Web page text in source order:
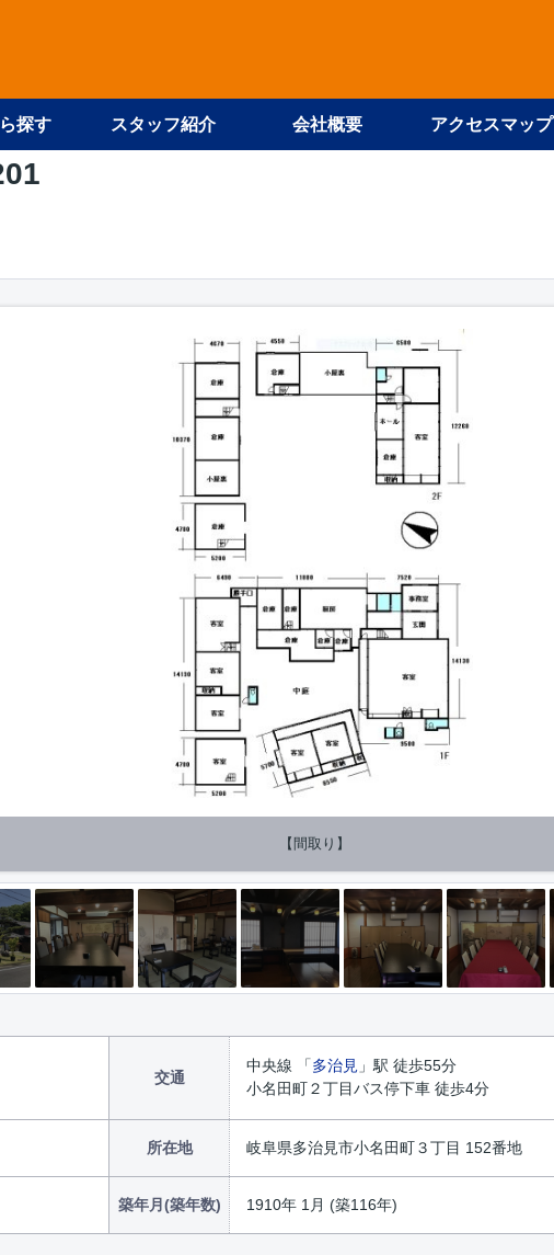
探す スタッフ紹介 会社概要 アクセスマップ
【間取り】
交通
中央線 「多治見 」駅 徒歩55分
小名田町２丁目バス停下車 徒歩4分
所在地 岐阜県多治見市小名田町３丁目 152番地
築年月(築年数) 1910年 1月 (築116年)